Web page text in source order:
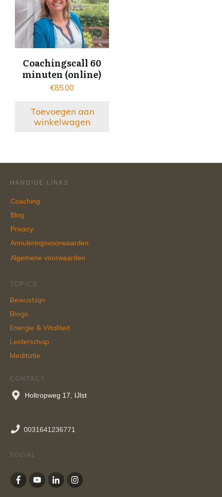
Coachingscall 60
minuten (online)
€85.00
Toevoegen aan
winkelwagen
HANDIGE LINKS
Coaching
Blog
Privacy
Annuleringsvoorwaarden
Algemene voorwaarden
TOPICS
Bewustzijn
Blogs
Energie & Vitaliteit
Leiderschap
Meditatie
CONTACT
Holtropweg 17, IJlst
0031641236771
SOCIAL